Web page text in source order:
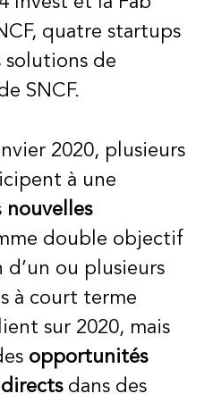
quatre startups
de
SNCF.
2020, plusieurs
à une
nouvelles
double objectif
d’un ou plusieurs
à court terme
sur 2020, mais
opportunités
dans des